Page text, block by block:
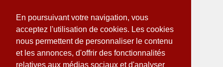
En poursuivant votre navigation, vous
acceptez l'utilisation de cookies. Les cookies
nous permettent de personnaliser le contenu
et les annonces, d'offrir des fonctionnalités
relatives aux médias sociaux et d'analyser